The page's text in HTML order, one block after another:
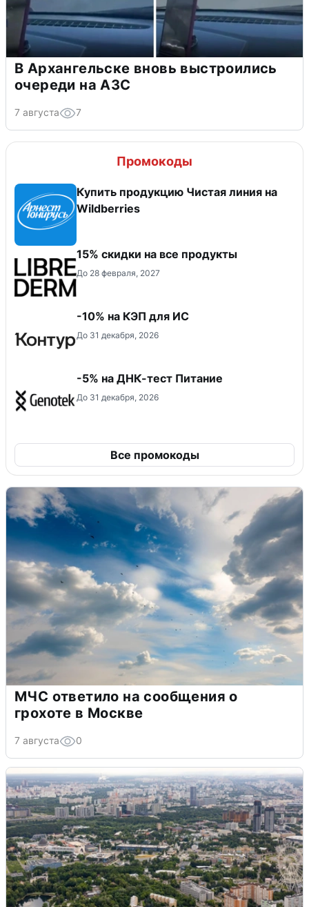
В Архангельске вновь выстроились
очереди на АЗС
7 августа 7
Промокоды
Купить продукцию Чистая линия на
Wildberries
15% скидки на все продукты
До 28 февраля, 2027
-10% на КЭП для ИС
До 31 декабря, 2026
-5% на ДНК-тест Питание
До 31 декабря, 2026
Все промокоды
МЧС ответило на сообщения о
грохоте в Москве
7 августа 0